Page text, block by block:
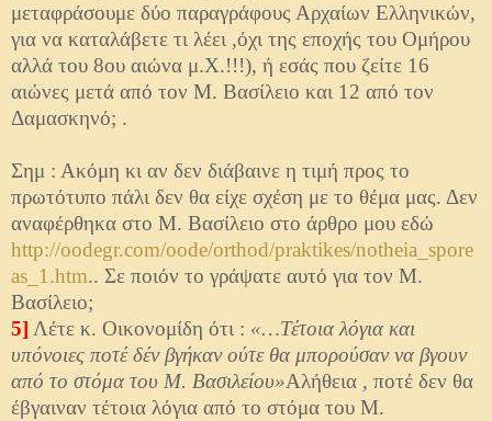
μεταφράσουμε δύο παραγράφους Αρχαίων Ελληνικών,
για να καταλάβετε τι λέει ,όχι της εποχής του Ομήρου
αλλά του 8ου αιώνα μ.Χ.!!!), ή εσάς που ζείτε 16
αιώνες μετά από τον Μ. Βασίλειο και 12 από τον
Δαμασκηνό; .
Σημ : Ακόμη κι αν δεν διάβαινε η τιμή προς το
πρωτότυπο πάλι δεν θα είχε σχέση με το θέμα μας. Δεν
αναφέρθηκα στο Μ. Βασίλειο στο άρθρο μου εδώ
http://oodegr.com/oode/orthod/praktikes/notheia_spore
as_1.htm.. Σε ποιόν το γράψατε αυτό για τον Μ.
Βασίλειο;
5] Λέτε κ. Οικονομίδη ότι : «…Τέτοια λόγια και
υπόνοιες ποτέ δέν βγήκαν ούτε θα μπορούσαν να βγουν
από το στόμα του Μ. Βασιλείου»Αλήθεια , ποτέ δεν θα
έβγαιναν τέτοια λόγια από το στόμα του Μ.